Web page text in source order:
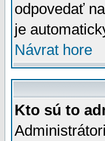
odpovedať
je
Návrat hore
Kto sú to